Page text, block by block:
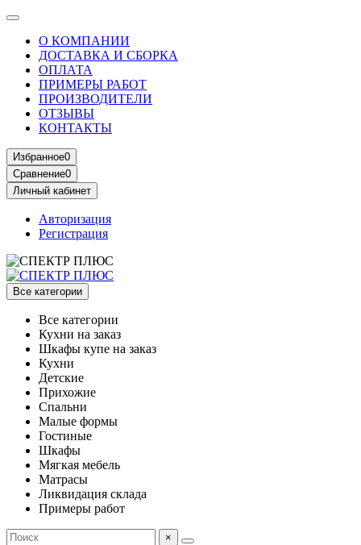
О КОМПАНИИ
ДОСТАВКА И СБОРКА
ОПЛАТА
ПРИМЕРЫ РАБОТ
ПРОИЗВОДИТЕЛИ
ОТЗЫВЫ
КОНТАКТЫ
Избранное0
Сравнение0
Личный кабинет
Авторизация
Регистрация
Все категории
Все категории
Кухни на заказ
Шкафы купе на заказ
Кухни
Детские
Прихожие
Спальни
Малые формы
Гостиные
Шкафы
Мягкая мебель
Матрасы
Ликвидация склада
Примеры работ
×